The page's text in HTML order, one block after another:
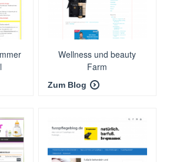
Wellness und beauty
Farm
Zum Blog